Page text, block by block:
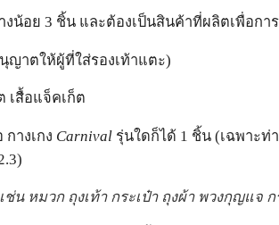
งน้อย 3 ชิ้น และต้องเป็นสินค้าที่ผลิตเพื่อก
ญาตให้ผู้ที่ใส่รองเท้าแตะ)
เสื้อแจ็คเก็ต
กางเกง Carnival รุ่นใดก็ได้ 1 ชิ้น (เฉพาะท่
น หมวก ถุงเท้า กระเป๋า ถุงผ้า พวงกุญแจ